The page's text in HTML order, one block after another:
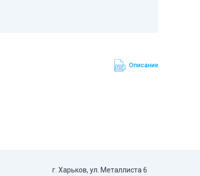
и не нуждается в доливе воды;
аккумулятор в любом положении;
Описание
г. Харьков, ул. Металлиста 6